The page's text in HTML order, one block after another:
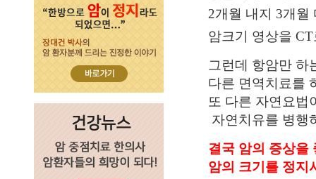
2개월 내지 3개월
암크기 영상을
그런데 항암만 하
다른 면역치료를
또 다른 자연요법
자연치유를 병행
결국 암의 증상을
암의 크기를 정지